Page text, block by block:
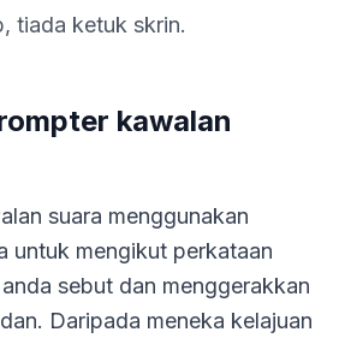
tiada ketuk skrin.
kawalan
suara menggunakan
untuk mengikut perkataan
sebut dan menggerakkan
Daripada meneka kelajuan